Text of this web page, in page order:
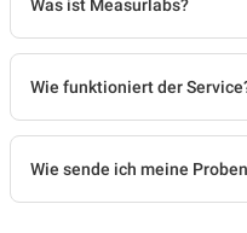
Was ist Measurlabs?
Wie funktioniert der
Wie sende ich meine